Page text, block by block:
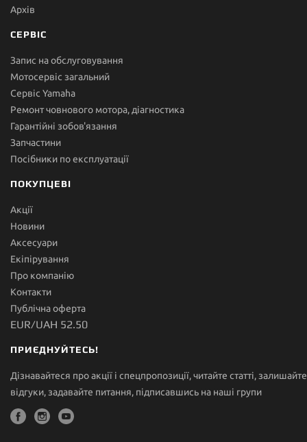
Архів
СЕРВІС
Запис на обслуговування
Мотосервіс загальний
Сервіс Yamaha
Ремонт човнового мотора, діагностика
Гарантійні зобов'язання
Запчастини
Посібники по експлуатації
ПОКУПЦЕВІ
Акції
Новини
Аксесуари
Екіпірування
Про компанію
Контакти
Публічна оферта
EUR/UAH 52.50
ПРИЄДНУЙТЕСЬ!
Дізнавайтеся про акції і спецпропозиції, читайте статті, залишайте
відгуки, задавайте питання, підписавшись на наші групи